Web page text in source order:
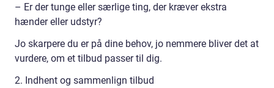
– Er der tunge eller særlige ting, der kræver ekstra
hænder eller udstyr?
Jo skarpere du er på dine behov, jo nemmere bliver det at
vurdere, om et tilbud passer til dig.
2. Indhent og sammenlign tilbud